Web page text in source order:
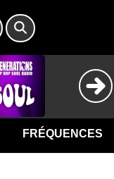
FRÉQUENCES